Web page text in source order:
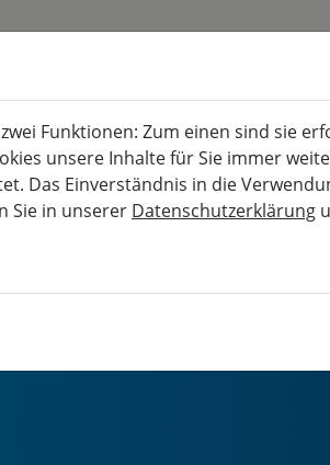
Akademie für musisch-
BERUF
Funktionen: Zum einen sind sie
unsere Inhalte für Sie immer
Das Einverständnis in die
Sie in unserer Datenschutzerklärung